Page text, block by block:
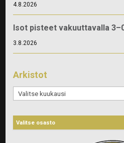
4.8.2026
Isot pisteet vakuuttavalla
3.8.2026
Arkistot
Arkistot